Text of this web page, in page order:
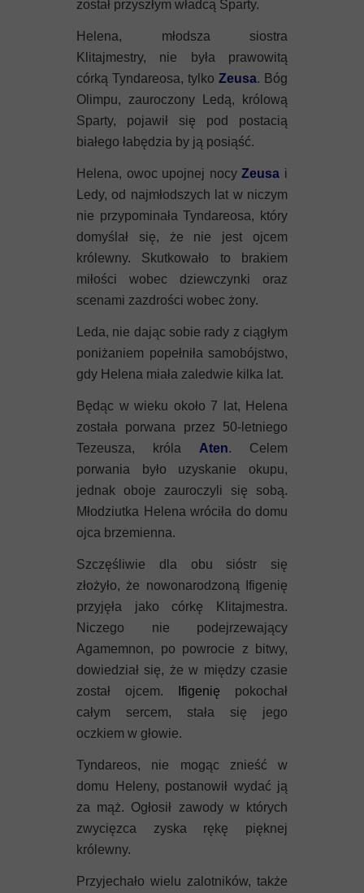
został przyszłym władcą Sparty.
Helena, młodsza siostra
Klitajmestry, nie była prawowitą
córką Tyndareosa, tylko Zeusa. Bóg
Olimpu, zauroczony Ledą, królową
Sparty, pojawił się pod postacią
białego łabędzia by ją posiąść.
Helena, owoc upojnej nocyZeusa i
Ledy, od najmłodszych lat w niczym
nie przypominała Tyndareosa, który
domyślał się, że nie jest ojcem
królewny. Skutkowało to brakiem
miłości wobec dziewczynki oraz
scenami zazdrości wobec żony.
Leda, nie dając sobie rady z ciągłym
poniżaniem popełniła samobójstwo,
gdy Helena miała zaledwie kilka lat.
Będąc w wieku około 7 lat, Helena
została porwana przez 50-letniego
Tezeusza, króla Aten. Celem
porwania było uzyskanie okupu,
jednak oboje zauroczyli się sobą.
Młodziutka Helena wróciła do domu
ojca brzemienna.
Szczęśliwie dla obu sióstr się
złożyło, że nowonarodzoną Ifigenię
przyjęła jako córkę Klitajmestra.
Niczego nie podejrzewający
Agamemnon, po powrocie z bitwy,
dowiedział się, że w między czasie
został ojcem.
Ifigenię pokochał
całym sercem, stała się jego
oczkiem w głowie.
Tyndareos, nie mogąc znieść w
domu Heleny, postanowił wydać ją
za mąż. Ogłosił zawody w których
zwycięzca zyska rękę pięknej
królewny.
Przyjechało wielu zalotników, także